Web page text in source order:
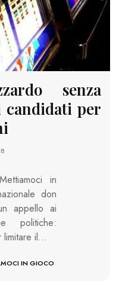
senza
candidati per
in
don
appello ai
politiche:
limitare il…
IN GIOCO